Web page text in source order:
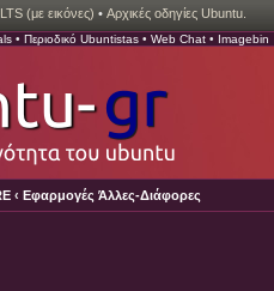
(με εικόνες) • Αρχικές οδηγίες Ubuntu.
• Περιοδικό Ubuntistas • Web Chat • Imagebin
‹ Εφαρμογές Άλλες-Διάφορες